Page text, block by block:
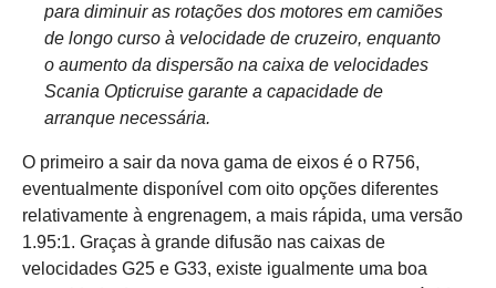
para diminuir as rotações dos motores em camiões
de longo curso à velocidade de cruzeiro, enquanto
o aumento da dispersão na caixa de velocidades
Scania Opticruise garante a capacidade de
arranque necessária.
O primeiro a sair da nova gama de eixos é o R756,
eventualmente disponível com oito opções diferentes
relativamente à engrenagem, a mais rápida, uma versão
1.95:1. Graças à grande difusão nas caixas de
velocidades G25 e G33, existe igualmente uma boa